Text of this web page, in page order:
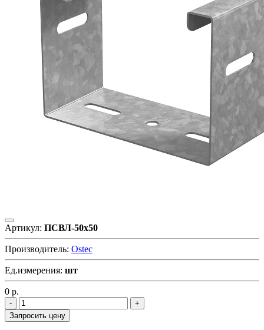
Артикул: ПСВЛ-50х50
Производитель: Ostec
Ед.измерения: шт
0 р.
Запросить цену